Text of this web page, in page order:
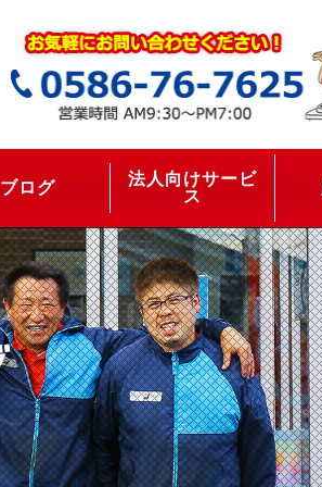
ブログ
法人向けサービ
ス